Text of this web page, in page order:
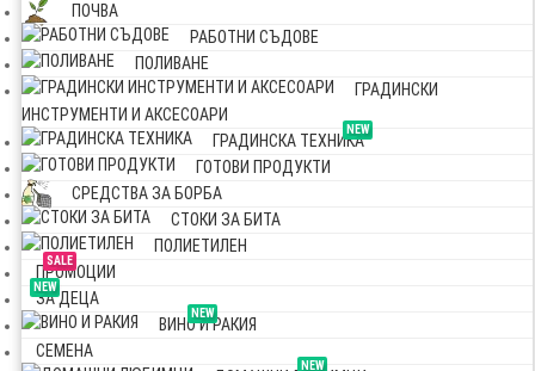
ПОЧВА
РАБОТНИ СЪДОВЕ
ПОЛИВАНЕ
ГРАДИНСКИ
ИНСТРУМЕНТИ И АКСЕСОАРИ
NEW
ГРАДИНСКА ТЕХНИКА
ГОТОВИ ПРОДУКТИ
СРЕДСТВА ЗА БОРБА
СТОКИ ЗА БИТА
ПОЛИЕТИЛЕН
SALE
ПРОМОЦИИ
NEW
ЗА ДЕЦА
NEW
ВИНО И РАКИЯ
СЕМЕНА
NEW